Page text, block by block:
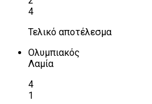
4
Τελικό αποτέλεσμα
Ολυμπιακός
Λαμία
4
1